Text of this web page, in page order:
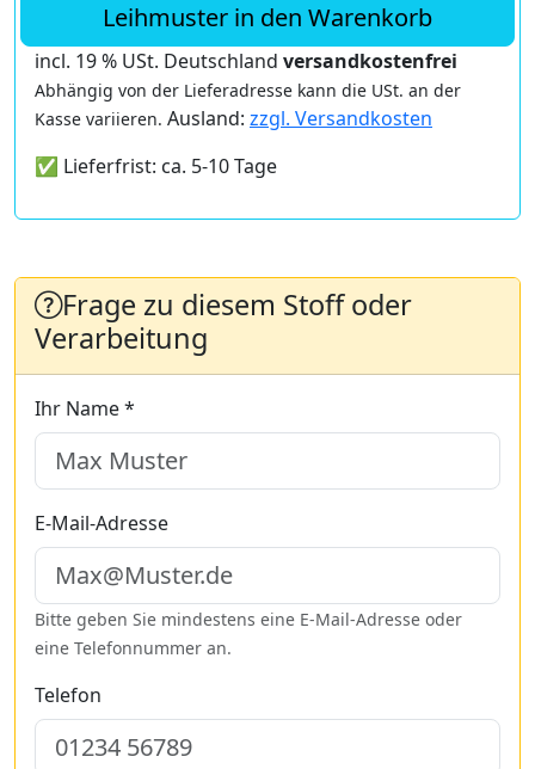
Leihmuster in den Warenkorb
incl. 19 % USt. Deutschland versandkostenfrei
Abhängig von der Lieferadresse kann die USt. an der
Kasse variieren. Ausland: zzgl. Versandkosten
✅ Lieferfrist: ca. 5-10 Tage
Frage zu diesem Stoff oder
Verarbeitung
Ihr Name *
E-Mail-Adresse
Bitte geben Sie mindestens eine E-Mail-Adresse oder
eine Telefonnummer an.
Telefon